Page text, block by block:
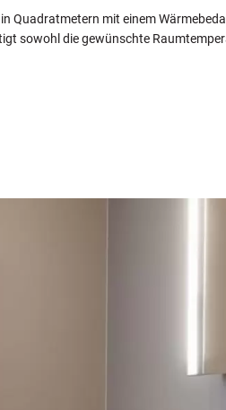
Quadratmetern mit einem
sowohl die gewünschte